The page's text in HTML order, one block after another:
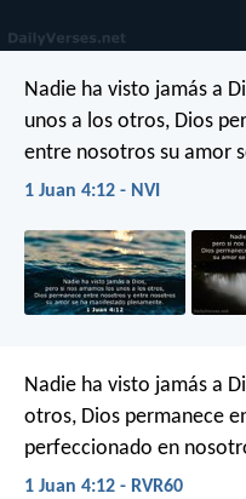
Nadie ha visto jamás a
unos a los otros, Dios
entre nosotros su amor
1 Juan 4:12 - NVI
Nadie ha visto jamás a
otros, Dios permanece
perfeccionado en
1 Juan 4:12 - RVR60